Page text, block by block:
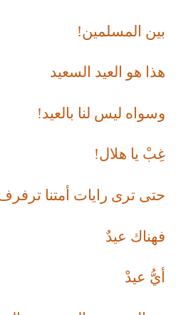
بين المسلمين!
هذا هو العيد السعيد
وسواه ليس لنا بالعيد!
غِبْ يا هلال!
حتى ترى رايات أمتنا
فهناك عيدٌ
أيُّ عيدْ